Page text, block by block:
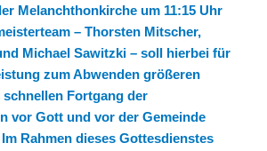
Melanchthonkirche um 11:15 Uhr
– Thorsten Mitscher,
Michael Sawitzki – soll hierbei für
zum Abwenden größeren
Fortgang der
vor Gott und vor der Gemeinde
Rahmen dieses Gottesdienstes